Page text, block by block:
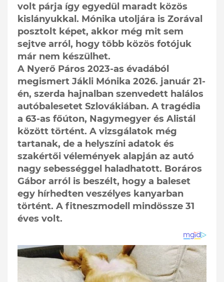
volt párja így egyedül maradt közös
kislányukkal. Mónika utoljára is Zorával
posztolt képet, akkor még mit sem
sejtve arról, hogy több közös fotójuk
már nem készülhet.
A Nyerő Páros 2023-as évadából
megismert Jákli Mónika 2026. január 21-
én, szerda hajnalban szenvedett halálos
autóbalesetet Szlovákiában. A tragédia
a 63-as főúton, Nagymegyer és Alistál
között történt. A vizsgálatok még
tartanak, de a helyszíni adatok és
szakértői vélemények alapján az autó
nagy sebességgel haladhatott. Boráros
Gábor arról is beszélt, hogy a baleset
egy hírhedten veszélyes kanyarban
történt. A fitneszmodell mindössze 31
éves volt.